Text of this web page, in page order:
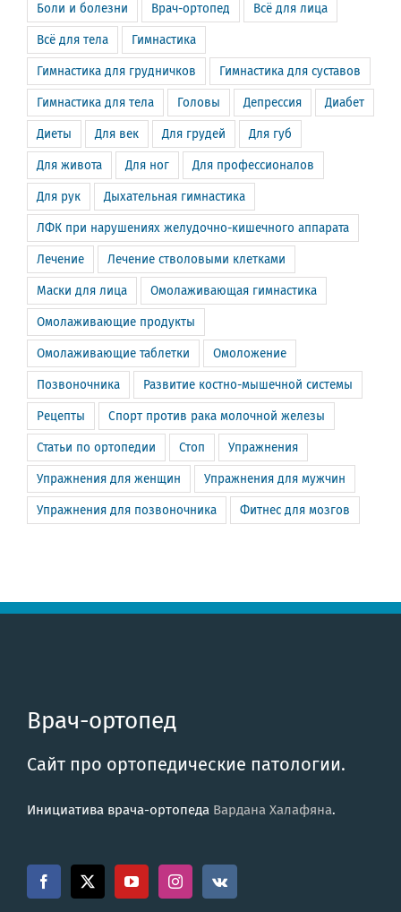
Боли и болезни Врач-ортопед Всё для лица
Всё для тела Гимнастика
Гимнастика для грудничков Гимнастика для суставов
Гимнастика для тела Головы Депрессия Диабет
Диеты Для век Для грудей Для губ
Для живота Для ног Для профессионалов
Для рук Дыхательная гимнастика
ЛФК при нарушениях желудочно-кишечного аппарата
Лечение Лечение стволовыми клетками
Маски для лица Омолаживающая гимнастика
Омолаживающие продукты
Омолаживающие таблетки Омоложение
Позвоночника Развитие костно-мышечной системы
Рецепты Спорт против рака молочной железы
Статьи по ортопедии Стоп Упражнения
Упражнения для женщин Упражнения для мужчин
Упражнения для позвоночника Фитнес для мозгов
Врач-ортопед
Сайт про ортопедические патологии.
Инициатива врача-ортопеда Вардана Халафяна.